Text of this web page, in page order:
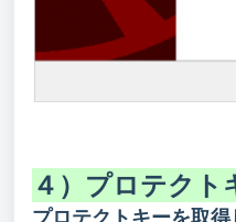
４）プロテクト